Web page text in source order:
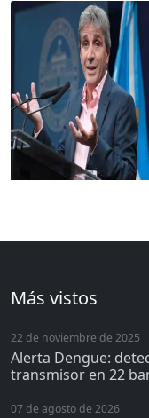
Más vistos
22 de noviembre de 2025
Alerta Dengue:
transmisor en 22
07 de agosto de 2026